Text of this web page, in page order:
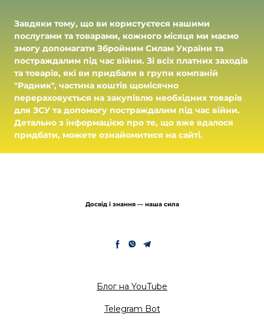
Завдяки тому, що ви користуєтеся нашими
послугами та товарами, кожного місяця ми маємо
змогу допомагати Збройним Силам України та
постраждалим під час війни. Зі всіх платних заходів
та товарів, які ви придбали в групи компаній
"Радник", частина коштів щомісячно
перераховується на закупівлю необхідних товарів
для ЗСУ та допомогу постраждалим під час війни.
Детально з інформацією про те, що вже вдалося
придбати, можете ознайомитися на сайті.
Досвід і знання — наша сила
Блог на YouTube
Telegram Bot